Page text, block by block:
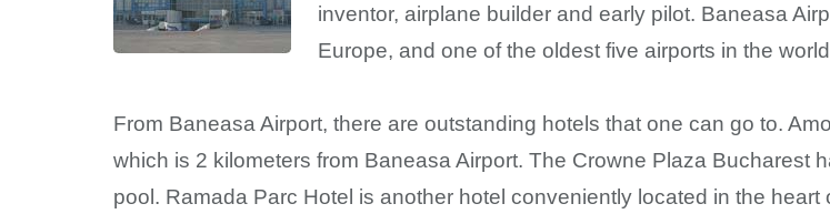
inventor, airplane builder and early pilot. Baneasa
Europe, and one of the oldest five airports in the
From Baneasa Airport, there are outstanding hotels that one can go to.
which is 2 kilometers from Baneasa Airport. The Crowne Plaza Bucharest
pool. Ramada Parc Hotel is another hotel conveniently located in the heart